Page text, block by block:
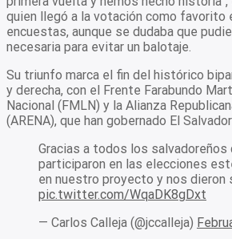
quien llegó a la votación como favorito
encuestas, aunque se dudaba que
necesaria para evitar un balotaje.
Su triunfo marca el fin del histórico
y derecha, con el Frente Farabundo
Nacional (FMLN) y la Alianza
(ARENA), que han gobernado El
Gracias a todos los salvadoreños
participaron en las elecciones
en nuestro proyecto y nos dieron
pic.twitter.com/WqaDK8gDxt
— Carlos Calleja (@jccalleja)